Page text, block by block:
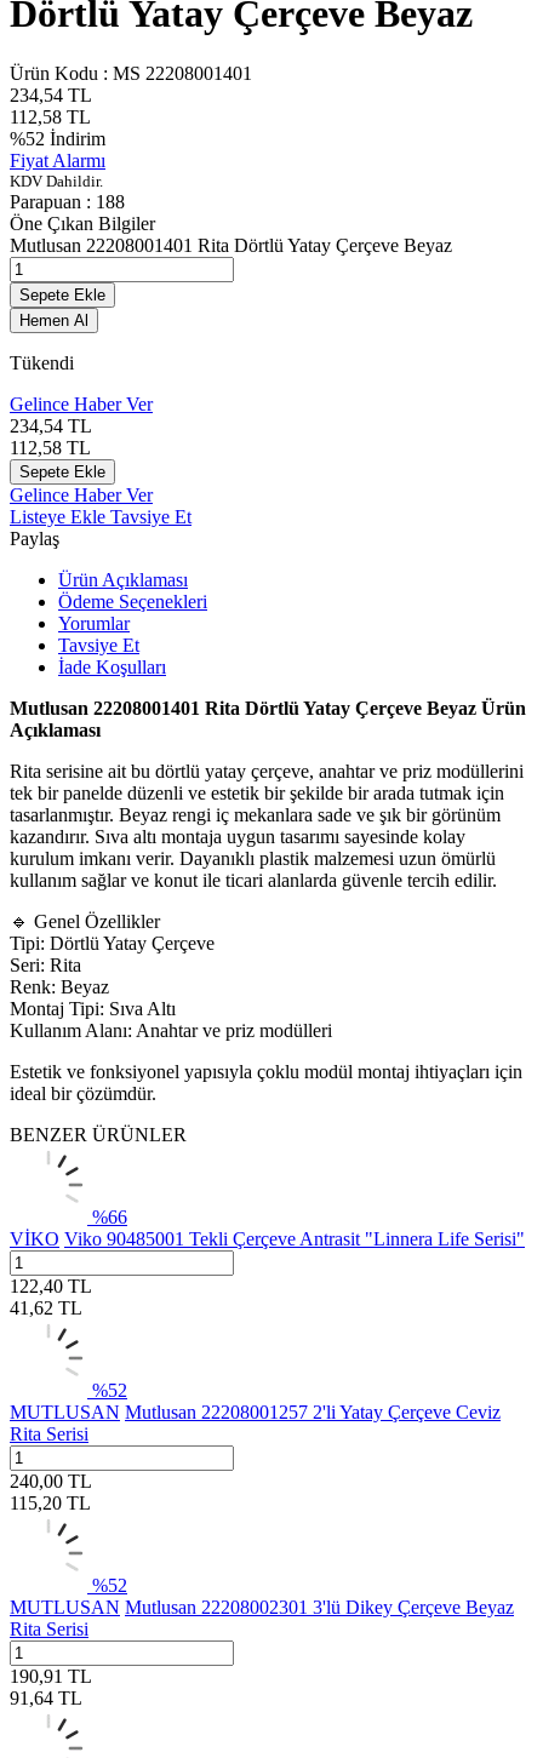
Dörtlü Yatay Çerçeve Beyaz
Ürün Kodu : MS 22208001401
234,54 TL
112,58 TL
%52 İndirim
Fiyat Alarmı
KDV Dahildir.
Parapuan : 188
Öne Çıkan Bilgiler
Mutlusan 22208001401 Rita Dörtlü Yatay Çerçeve Beyaz
Sepete Ekle
Hemen Al
Tükendi
Gelince Haber Ver
234,54 TL
112,58 TL
Sepete Ekle
Gelince Haber Ver
Listeye Ekle Tavsiye Et
Paylaş
Ürün Açıklaması
Ödeme Seçenekleri
Yorumlar
Tavsiye Et
İade Koşulları
Mutlusan 22208001401 Rita Dörtlü Yatay Çerçeve Beyaz Ürün
Açıklaması
Rita serisine ait bu dörtlü yatay çerçeve, anahtar ve priz modüllerini
tek bir panelde düzenli ve estetik bir şekilde bir arada tutmak için
tasarlanmıştır. Beyaz rengi iç mekanlara sade ve şık bir görünüm
kazandırır. Sıva altı montaja uygun tasarımı sayesinde kolay
kurulum imkanı verir. Dayanıklı plastik malzemesi uzun ömürlü
kullanım sağlar ve konut ile ticari alanlarda güvenle tercih edilir.
🔹 Genel Özellikler
Tipi: Dörtlü Yatay Çerçeve
Seri: Rita
Renk: Beyaz
Montaj Tipi: Sıva Altı
Kullanım Alanı: Anahtar ve priz modülleri
Estetik ve fonksiyonel yapısıyla çoklu modül montaj ihtiyaçları için
ideal bir çözümdür.
BENZER ÜRÜNLER
%66
VİKO Viko 90485001 Tekli Çerçeve Antrasit "Linnera Life Serisi"
122,40 TL
41,62 TL
%52
MUTLUSAN Mutlusan 22208001257 2'li Yatay Çerçeve Ceviz
Rita Serisi
240,00 TL
115,20 TL
%52
MUTLUSAN Mutlusan 22208002301 3'lü Dikey Çerçeve Beyaz
Rita Serisi
190,91 TL
91,64 TL